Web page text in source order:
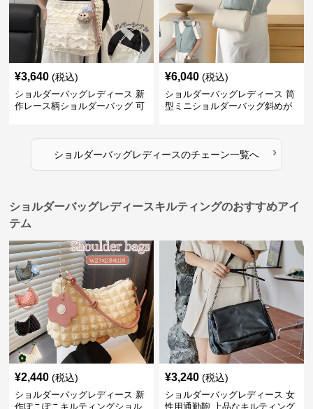
¥3,640 (税込)
ショルダーバッグレディース 新
作レース柄ショルダーバッグ 可
¥6,040 (税込)
ショルダーバッグレディース 筒
型ミニショルダーバッグ斜めが
ショルダーバッグレディースのチェーン一覧へ ›
ショルダーバッグレディースキルティングのおすすめアイ
テム
¥2,440 (税込)
ショルダーバッグレディース 新
作ぽこぽこキルティングショル
¥3,240 (税込)
ショルダーバッグレディース 女
性用通勤鞄 上品なキルティング